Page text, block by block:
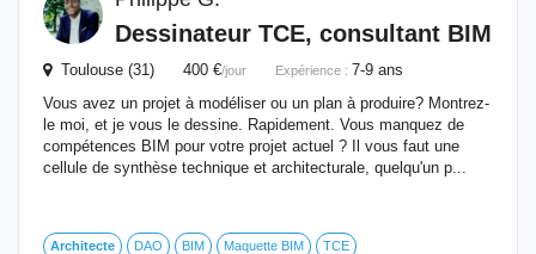
Dessinateur TCE, consultant BIM
Toulouse (31) 400 €/jour Expérience : 7-9 ans
Vous avez un projet à modéliser ou un plan à produire? Montrez-
le moi, et je vous le dessine. Rapidement. Vous manquez de
compétences BIM pour votre projet actuel ? Il vous faut une
cellule de synthèse technique et architecturale, quelqu'un p...
Architecte DAO BIM Maquette BIM TCE